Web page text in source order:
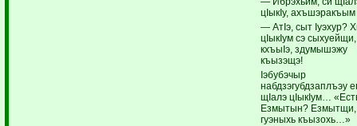
цIыкIу, ахъшэракъым
— АтIэ, сыт Iуэхур?
цIыкIум сэ сыхуейщи,
кхъыIэ, здумышэжу
къызэщэ!
Iэбубэчыр
набдзэгубдзаплъэу
щIалэ цIыкIум…
Езмытын? Езмытщи,
гуэныхь къызохь…»